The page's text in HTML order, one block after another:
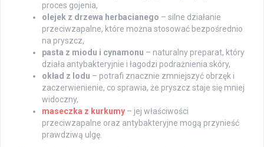
proces gojenia,
olejek z drzewa herbacianego – silne działanie
przeciwzapalne, które można stosować bezpośrednio
na pryszcz,
pasta z miodu i cynamonu – naturalny preparat, który
działa antybakteryjnie i łagodzi podrażnienia skóry,
okład z lodu – potrafi znacznie zmniejszyć obrzęk i
zaczerwienienie, co sprawia, że pryszcz staje się mniej
widoczny,
maseczka z kurkumy – jej właściwości
przeciwzapalne oraz antybakteryjne mogą przynieść
prawdziwą ulgę.